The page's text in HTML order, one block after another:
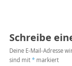
Schreibe
Deine E-Mail-Adresse
sind mit *markiert